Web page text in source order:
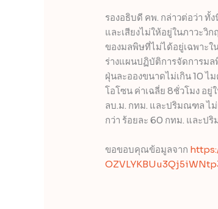
รองอธิบดี คพ. กล่าวต่อว่า ทั้
และเสียงไม่ให้อยู่ในภาวะ
ของมลพิษที่ไม่ได้อยู่เฉพาะ
ร่างแผนปฏิบัติการจัดการม
ฝุ่นละอองขนาดไม่เกิน 10 ไ
โอโซน ค่าเฉลี่ย 8ชั่วโมง อยู่
ลบ.ม. กทม. และปริมณฑล ไม่
กว่า ร้อยละ 60 กทม. และป
ขอขอบคุณข้อมูลจาก